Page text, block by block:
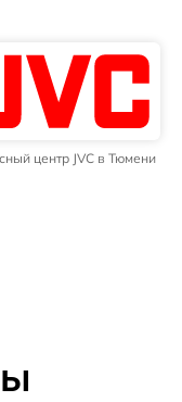
центр JVC в Тюмени